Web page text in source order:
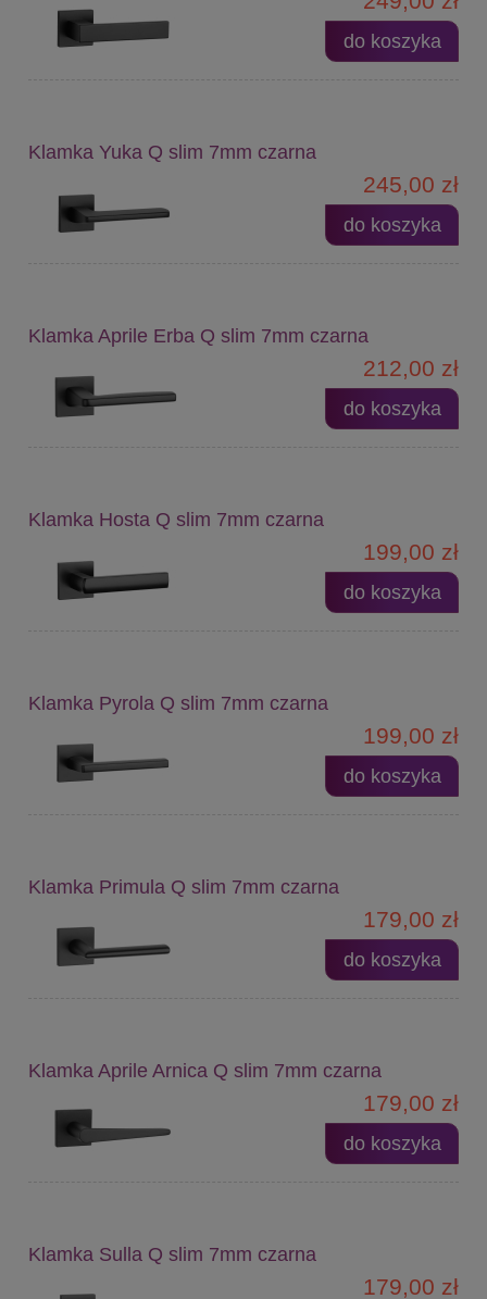
do koszyka
Klamka Yuka Q slim 7mm czarna
245,00 zł
do koszyka
Klamka Aprile Erba Q slim 7mm czarna
212,00 zł
do koszyka
Klamka Hosta Q slim 7mm czarna
199,00 zł
do koszyka
Klamka Pyrola Q slim 7mm czarna
199,00 zł
do koszyka
Klamka Primula Q slim 7mm czarna
179,00 zł
do koszyka
Klamka Aprile Arnica Q slim 7mm czarna
179,00 zł
do koszyka
Klamka Sulla Q slim 7mm czarna
179,00 zł